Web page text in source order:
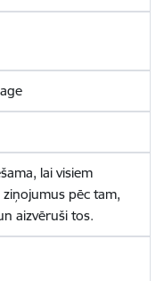
lai visiem
pēc tam,
aizvēruši tos.